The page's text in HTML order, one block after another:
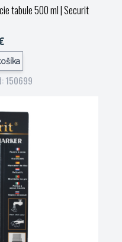
tabule 500 ml| Securit
150699